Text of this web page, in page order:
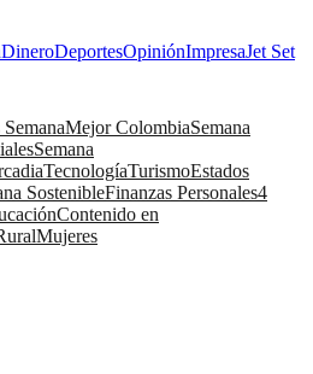
DineroDeportesOpiniónImpresaJet Set
Mejor ColombiaSemana
Semana
TecnologíaTurismoEstados
SostenibleFinanzas Personales4
Contenido en
Mujeres